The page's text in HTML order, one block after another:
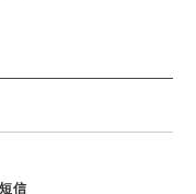
ム」協定締結のお知
信